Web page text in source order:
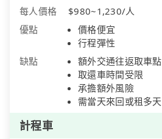
每人價格
$980~1,230/人
優點
價格便宜
行程彈性
缺點
額外交通往返取車點
取還車時間受限
承擔額外風險
需當天來回或租多天
計程車